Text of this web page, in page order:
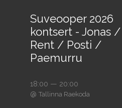
Suveooper 2026
kontsert - Jonas /
Rent / Posti /
Paemurru
18:00 — 20:00
@ Tallinna Raekoda